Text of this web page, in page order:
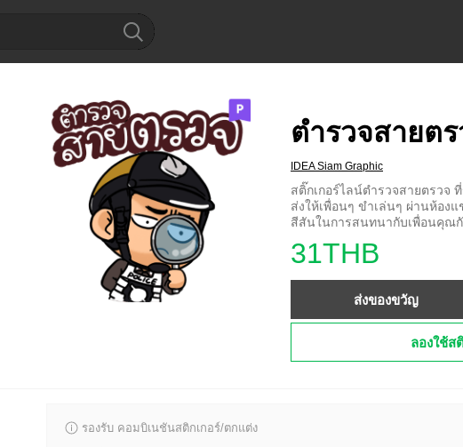
ตำรวจสายต
IDEA Siam Graphic
สติ๊กเกอร์ไลน์ตำรวจสายตรวจ
ส่งให้เพื่อนๆ ขำเล่นๆ ผ่านห้อง
สีสันในการสนทนากับเพื่อนคุณ
31THB
ส่งของขวัญ
ลองใช้ส
รองรับ คอมบิเนชันสติกเกอร์/ตกแต่ง